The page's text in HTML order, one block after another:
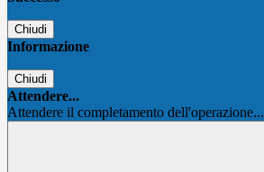
Chiudi
Informazione
Chiudi
Attendere...
Attendere il completamento dell'operazione...